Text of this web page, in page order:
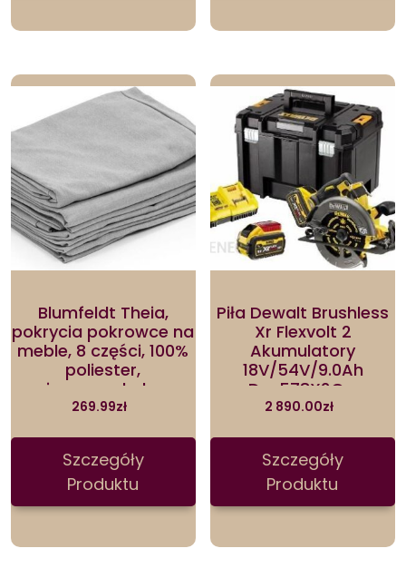
Blumfeldt Theia,
pokrycia pokrowce na
meble, 8 części, 100%
poliester,
nieprzemakalne,
jasnoszary
269.99zł
Szczegóły
Produktu
Piła Dewalt Brushless
Xr Flexvolt 2
Akumulatory
18V/54V/9.0Ah
Dcs578X2Qw
2 890.00zł
Szczegóły
Produktu